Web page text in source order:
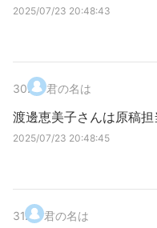
2025/07/23 20:48:43
30. 君の名は
渡邊恵美子さんは原稿担
2025/07/23 20:48:45
31. 君の名は